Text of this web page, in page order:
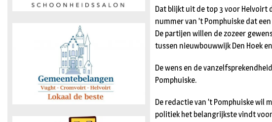
Dat blijkt uit de top 3 voor Helvoirt
nummer van ’t Pomphuiske dat
De partijen willen de zozeer
tussen nieuwbouwwijk Den Hoek
De wens en de
Pomphuiske.
De redactie van ’t Pomphuiske wil
politiek het belangrijkste vindt